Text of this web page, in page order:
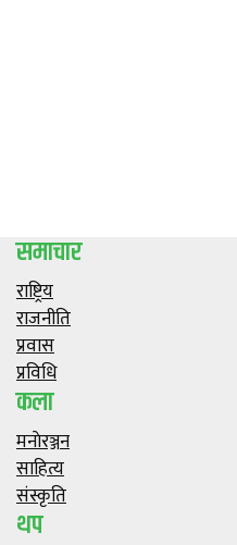
समाचार
राष्ट्रिय
राजनीति
प्रवास
प्रविधि
कला
मनाेरञ्जन
साहित्य
संस्कृति
थप